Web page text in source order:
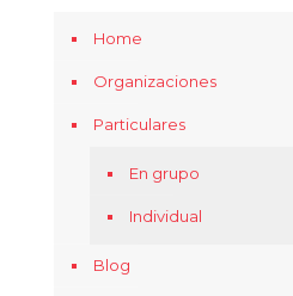
Home
Organizaciones
Particulares
En grupo
Individual
Blog